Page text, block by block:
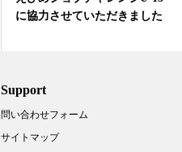
に協力させていただきました
Support
問い合わせフォーム
サイトマップ